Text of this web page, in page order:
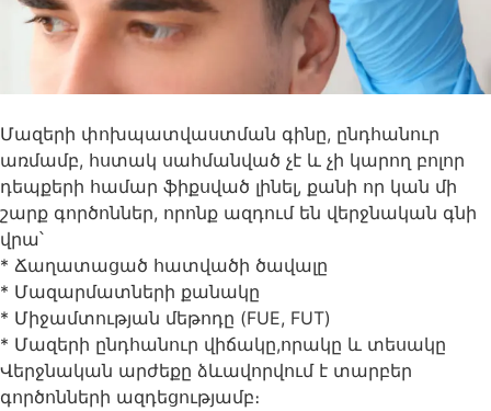
Մազերի փոխպատվաստման գինը, ընդհանուր
առմամբ, հստակ սահմանված չէ և չի կարող բոլոր
դեպքերի համար ֆիքսված լինել, քանի որ կան մի
շարք գործոններ, որոնք ազդում են վերջնական գնի
վրա՝
* Ճաղատացած հատվածի ծավալը
* Մազարմատների քանակը
* Միջամտության մեթոդը (FUE, FUT)
* Մազերի ընդհանուր վիճակը,որակը և տեսակը
Վերջնական արժեքը ձևավորվում է տարբեր
գործոնների ազդեցությամբ։